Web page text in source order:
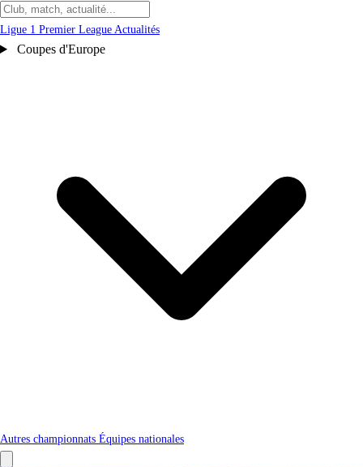
Ligue 1 Premier League Actualités
Coupes d'Europe
Autres championnats Équipes nationales